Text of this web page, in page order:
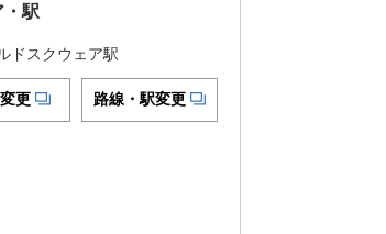
・駅
ドスクウェア駅
更 路線・駅変更